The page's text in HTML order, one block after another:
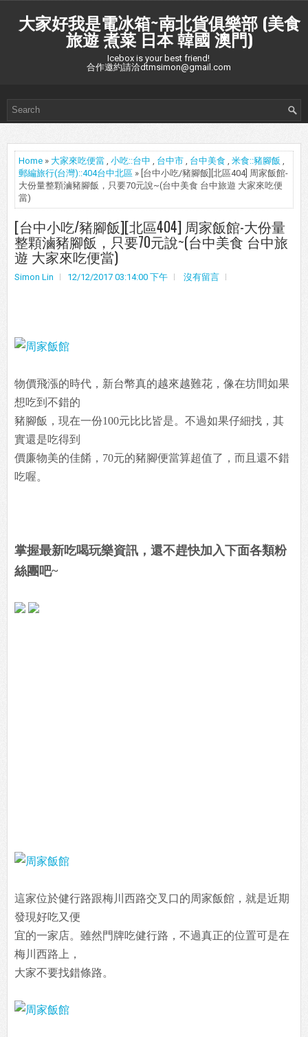
大家好我是電冰箱~南北貨俱樂部 (美食
旅遊 煮菜 日本 韓國 澳門)
Icebox is your best friend!
合作邀約請洽dtmsimon@gmail.com
Home » 大家來吃便當 , 小吃::台中 , 台中市 , 台中美食 , 米食::豬腳飯 ,
郵編旅行(台灣)::404台中北區 » [台中小吃/豬腳飯][北區404] 周家飯館-
大份量整顆滷豬腳飯，只要70元說~(台中美食 台中旅遊 大家來吃便
當)
[台中小吃/豬腳飯][北區404] 周家飯館-大份量
整顆滷豬腳飯，只要70元說~(台中美食 台中旅
遊 大家來吃便當)
Simon Lin 12/12/2017 03:14:00 下午 沒有留言
物價飛漲的時代，新台幣真的越來越難花，像在坊間如果
想吃到不錯的
豬腳飯，現在一份100元比比皆是。不過如果仔細找，其
實還是吃得到
價廉物美的佳餚，70元的豬腳便當算超值了，而且還不錯
吃喔。
掌握最新吃喝玩樂資訊，還不趕快加入下面各類粉
絲團吧~
這家位於健行路跟梅川西路交叉口的周家飯館，就是近期
發現好吃又便
宜的一家店。雖然門牌吃健行路，不過真正的位置可是在
梅川西路上，
大家不要找錯條路。